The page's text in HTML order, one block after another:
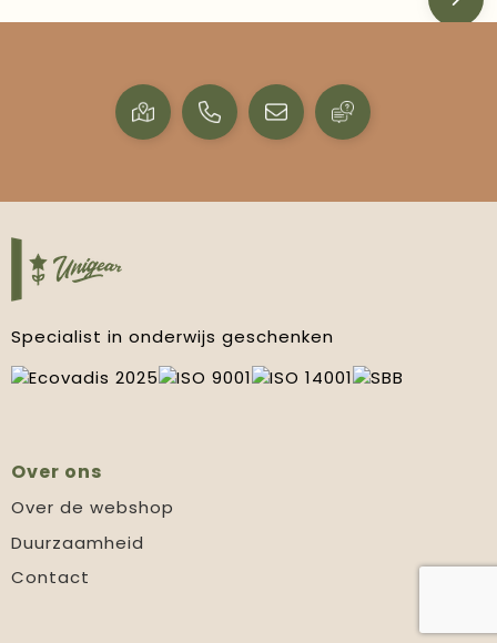
Specialist in onderwijs geschenken
Over ons
Over de webshop
Duurzaamheid
Contact